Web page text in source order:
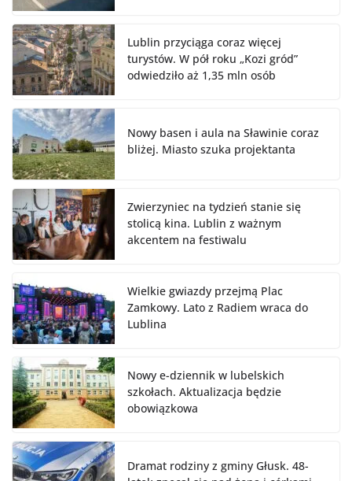
Lublin przyciąga coraz więcej
turystów. W pół roku „Kozi gród”
odwiedziło aż 1,35 mln osób
Nowy basen i aula na Sławinie coraz
bliżej. Miasto szuka projektanta
Zwierzyniec na tydzień stanie się
stolicą kina. Lublin z ważnym
akcentem na festiwalu
Wielkie gwiazdy przejmą Plac
Zamkowy. Lato z Radiem wraca do
Lublina
Nowy e-dziennik w lubelskich
szkołach. Aktualizacja będzie
obowiązkowa
Dramat rodziny z gminy Głusk. 48-